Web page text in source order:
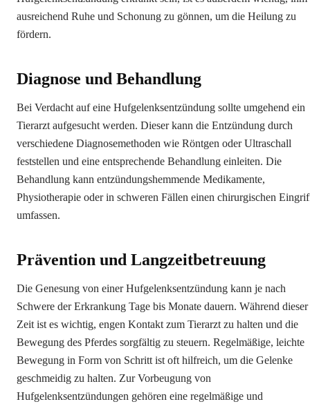
ausreichend Ruhe und Schonung zu gönnen, um die Heilung zu
fördern.
Diagnose und Behandlung
Bei Verdacht auf eine Hufgelenksentzündung sollte umgehend ein
Tierarzt aufgesucht werden. Dieser kann die Entzündung durch
verschiedene Diagnosemethoden wie Röntgen oder Ultraschall
feststellen und eine entsprechende Behandlung einleiten. Die
Behandlung kann entzündungshemmende Medikamente,
Physiotherapie oder in schweren Fällen einen chirurgischen
umfassen.
Prävention und Langzeitbetreuung
Die Genesung von einer Hufgelenksentzündung kann je nach
Schwere der Erkrankung Tage bis Monate dauern. Während dieser
Zeit ist es wichtig, engen Kontakt zum Tierarzt zu halten und die
Bewegung des Pferdes sorgfältig zu steuern. Regelmäßige, leichte
Bewegung in Form von Schritt ist oft hilfreich, um die Gelenke
geschmeidig zu halten. Zur Vorbeugung von
Hufgelenksentzündungen gehören eine regelmäßige und